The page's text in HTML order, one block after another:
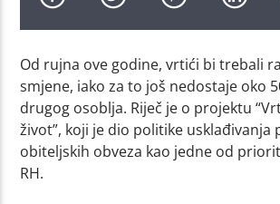
Od rujna ove godine, vrtići bi trebali
smjene, iako za to još nedostaje oko
drugog osoblja. Riječ je o projektu
život”, koji je dio politike usklađivanja
obiteljskih obveza kao jedne od
RH.